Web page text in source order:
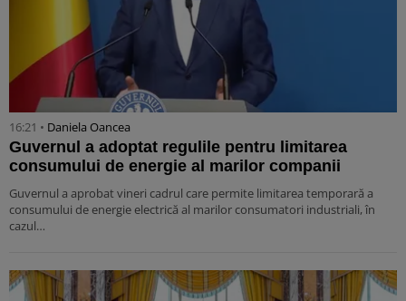
16:21 • Daniela Oancea
Guvernul a adoptat regulile pentru limitarea
consumului de energie al marilor companii
Guvernul a aprobat vineri cadrul care permite limitarea temporară a
consumului de energie electrică al marilor consumatori industriali, în
cazul…